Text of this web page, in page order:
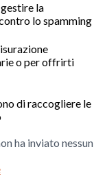
la
lo spamming
o per offrirti
di raccogliere le
ha inviato nessun